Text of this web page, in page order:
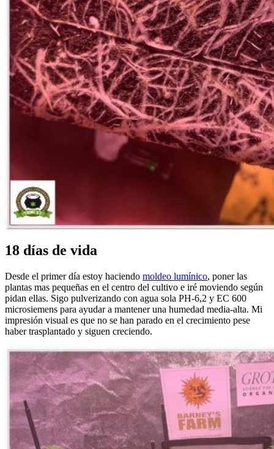
18 días de vida
Desde el primer día estoy haciendo moldeo lumínico, poner las
plantas mas pequeñas en el centro del cultivo e iré moviendo según
pidan ellas. Sigo pulverizando con agua sola PH-6,2 y EC 600
microsiemens para ayudar a mantener una humedad media-alta. Mi
impresión visual es que no se han parado en el crecimiento pese
haber trasplantado y siguen creciendo.